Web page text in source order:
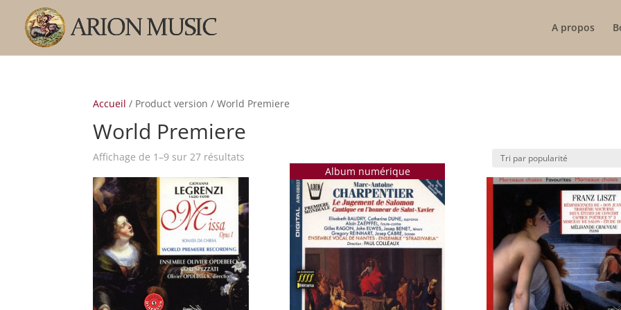
A propos
Accueil / Product version / World Premiere
World Premiere
Affichage de 1–9 sur 27 résultats
Album numérique